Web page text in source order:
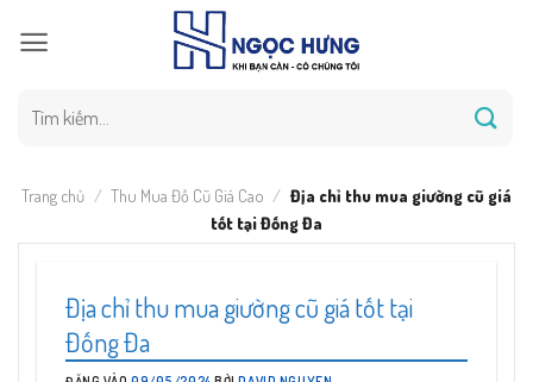
qua
kiếm:
Trang chủ / Thu Mua Đồ Cũ Giá Cao / Địa chỉ thu mua giường cũ giá
tốt tại Đống Đa
Địa chỉ thu mua giường cũ giá tốt tại
Đống Đa